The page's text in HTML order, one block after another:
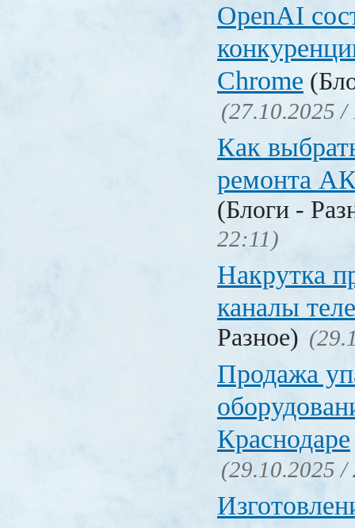
OpenAI
Chrome
(27.10.2025 /
Как
ремонта
(Блоги -
22:11)
Накрутка
каналы
Разное)
Продажа
Краснодаре
(29.10.2025 /